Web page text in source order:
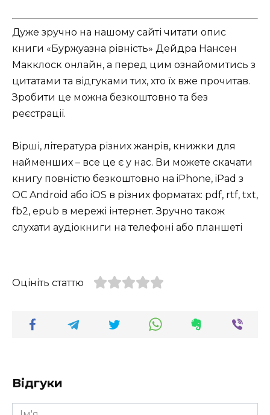
Дуже зручно на нашому сайті читати опис
книги «Буржуазна рівність» Дейдра Нансен
Макклоск онлайн, а перед цим ознайомитись з
цитатами та відгуками тих, хто їх вже прочитав.
Зробити це можна безкоштовно та без
реєстрації.
Вірші, література різних жанрів, книжки для
найменших – все це є у нас. Ви можете скачати
книгу повністю безкоштовно на iPhone, iPad з
ОС Android або iOS в різних форматах: pdf, rtf, txt,
fb2, epub в мережі інтернет. Зручно також
слухати аудіокниги на телефоні або планшеті
Оцініть статтю
Відгуки
Ім'я